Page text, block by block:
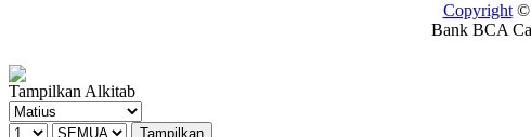
Copyright©
Bank BCA
Tampilkan Alkitab